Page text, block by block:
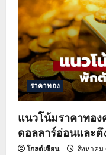
ราคาทอง
แนวโน้มราคาทอง
ดอลลาร์อ่อนและตึ
โกลด์เซียน สิงหาคม